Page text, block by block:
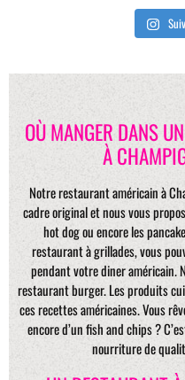
OÙ MANGER DANS
À
Notre restaurant américain à
cadre original et nous vous
hot dog ou encore les
restaurant à grillades, vous
pendant votre diner américain.
restaurant burger. Les produits
ces recettes américaines. Vous
encore d’un fish and chips ?
nourriture de